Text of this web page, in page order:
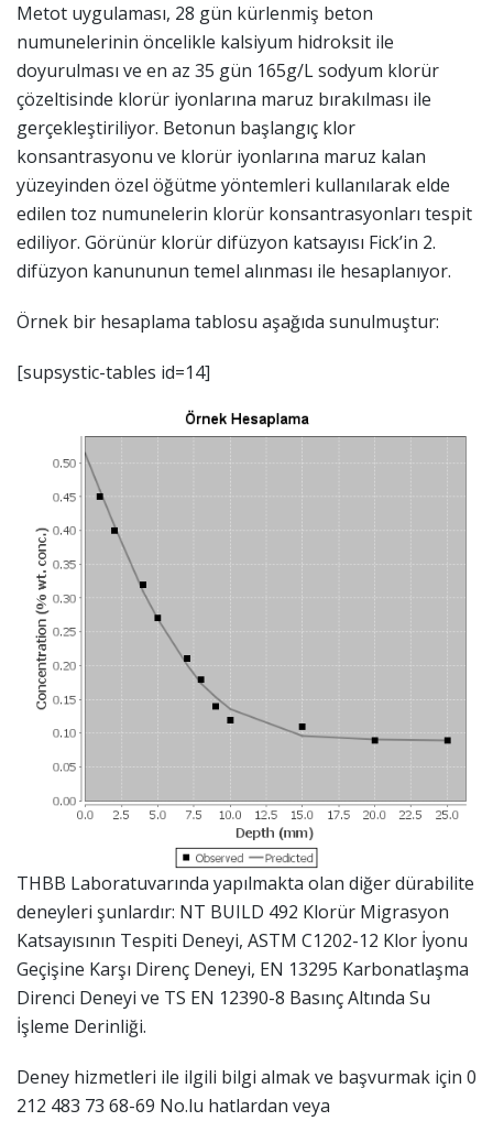
Metot uygulaması, 28 gün kürlenmiş beton
numunelerinin öncelikle kalsiyum hidroksit ile
doyurulması ve en az 35 gün 165g/L sodyum klorür
çözeltisinde klorür iyonlarına maruz bırakılması ile
gerçekleştiriliyor. Betonun başlangıç klor
konsantrasyonu ve klorür iyonlarına maruz kalan
yüzeyinden özel öğütme yöntemleri kullanılarak elde
edilen toz numunelerin klorür konsantrasyonları tespit
ediliyor. Görünür klorür difüzyon katsayısı Fick’in 2.
difüzyon kanununun temel alınması ile hesaplanıyor.
Örnek bir hesaplama tablosu aşağıda sunulmuştur:
[supsystic-tables id=14]
THBB Laboratuvarında yapılmakta olan diğer dürabilite
deneyleri şunlardır: NT BUILD 492 Klorür Migrasyon
Katsayısının Tespiti Deneyi, ASTM C1202-12 Klor İyonu
Geçişine Karşı Direnç Deneyi, EN 13295 Karbonatlaşma
Direnci Deneyi ve TS EN 12390-8 Basınç Altında Su
İşleme Derinliği.
Deney hizmetleri ile ilgili bilgi almak ve başvurmak için 0
212 483 73 68-69 No.lu hatlardan veya